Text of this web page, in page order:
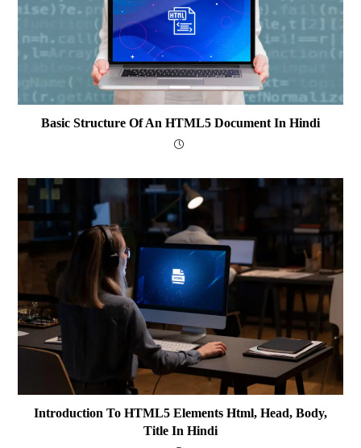
Basic Structure Of An HTML5 Document In Hindi
Introduction To HTML5 Elements Html, Head, Body,
Title In Hindi